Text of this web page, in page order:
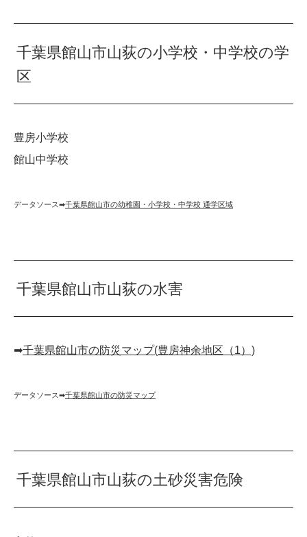
千葉県館山市山荻の小学校・中学校の学
区
豊房小学校
館山中学校
データソース➡︎千葉県館山市の幼稚園・小学校・中学校 通学区域
千葉県館山市山荻の水害
➡︎千葉県館山市の防災マップ(豊房神余地区（1）)
データソース➡︎千葉県館山市の防災マップ
千葉県館山市山荻の土砂災害危険